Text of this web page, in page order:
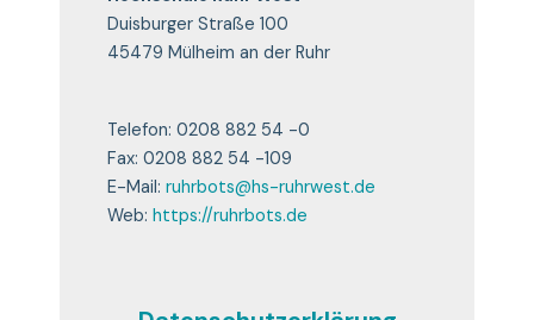
Duisburger Straße 100
45479 Mülheim an der Ruhr
Telefon: 0208 882 54 -0
Fax: 0208 882 54 -109
E-Mail: ruhrbots@hs-ruhrwest.de
Web: https://ruhrbots.de